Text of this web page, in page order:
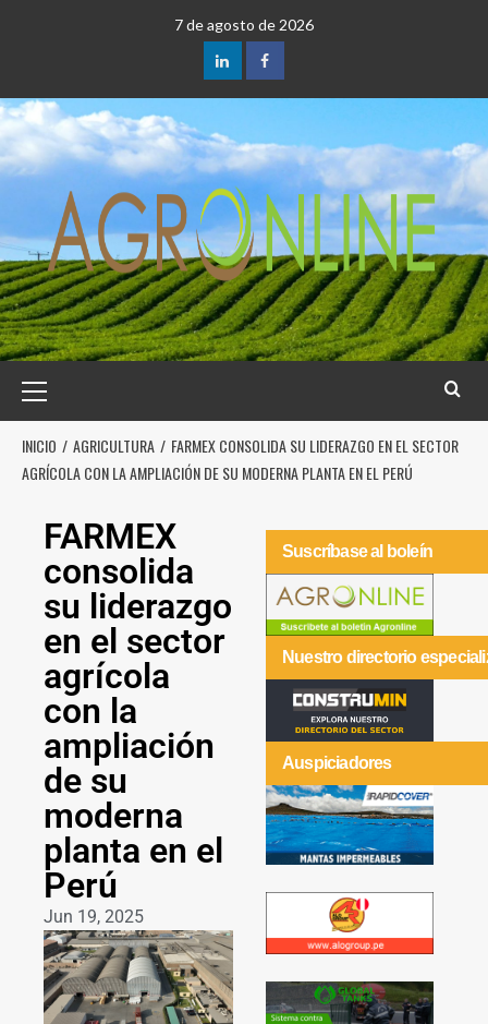
7 de agosto de 2026
INICIO AGRICULTURA
FARMEX CONSOLIDA SU LIDERAZGO EN EL SECTOR
AGRÍCOLA CON LA AMPLIACIÓN DE SU MODERNA PLANTA EN EL PERÚ
FARMEX
consolida
su liderazgo
en el sector
agrícola
con la
ampliación
de su
moderna
planta en el
Perú
Jun 19, 2025
Suscríbase al boleín
Nuestro directorio
Auspiciadores